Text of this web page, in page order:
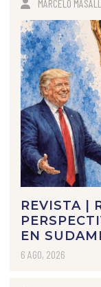
MARCELO
REVISTA |
EN
6 AGO, 2026